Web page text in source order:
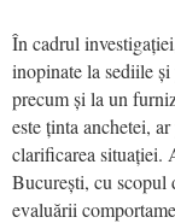
În cadrul
inopinate la sediile
precum și la un
este ținta anchetei,
clarificarea situației.
București, cu scopul
evaluării